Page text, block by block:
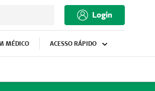
Login
MÉDICO ACESSO RÁPIDO